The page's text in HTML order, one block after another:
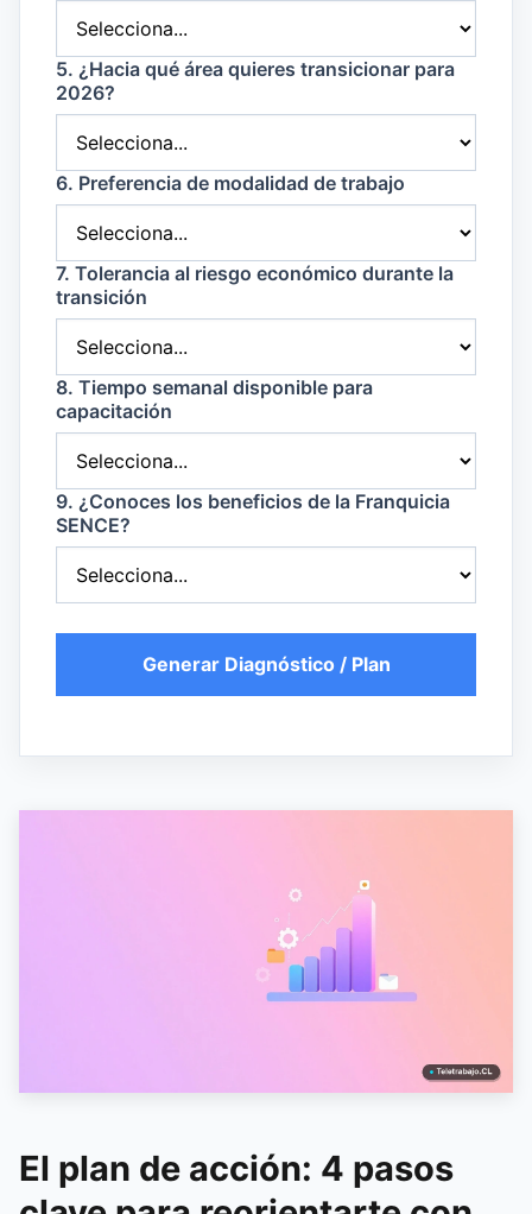
5. ¿Hacia qué área quieres transicionar para
2026?
6. Preferencia de modalidad de trabajo
7. Tolerancia al riesgo económico durante la
transición
8. Tiempo semanal disponible para
capacitación
9. ¿Conoces los beneficios de la Franquicia
SENCE?
Generar Diagnóstico / Plan
El plan de acción: 4 pasos